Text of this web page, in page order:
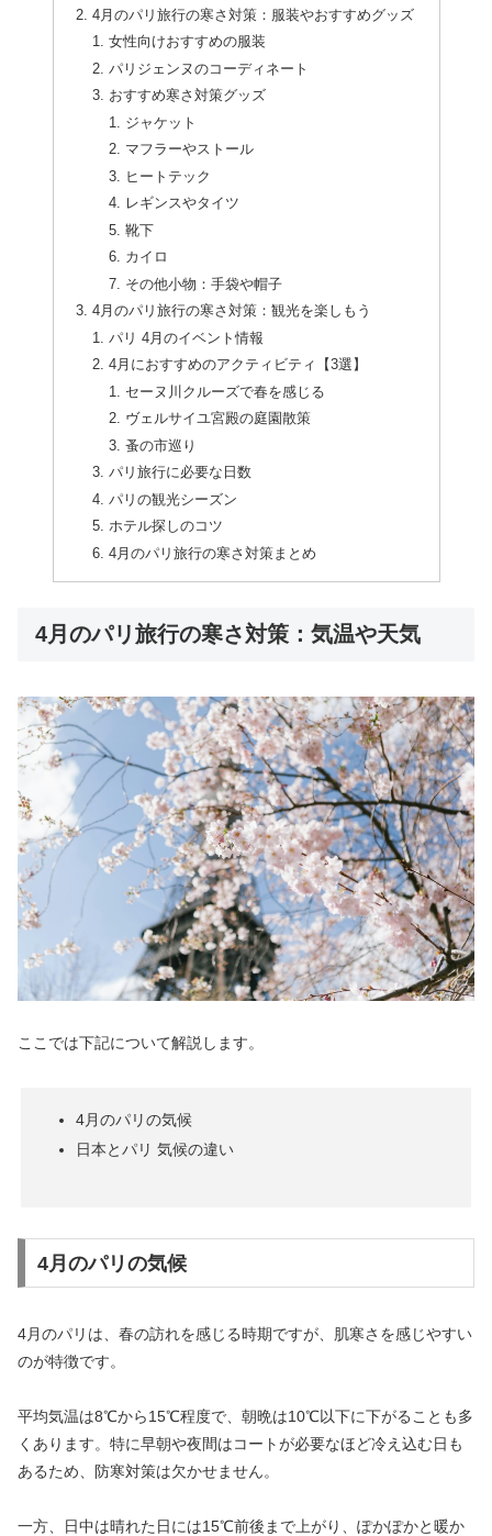
4月のパリ旅行の寒さ対策：服装やおすすめグッズ
女性向けおすすめの服装
パリジェンヌのコーディネート
おすすめ寒さ対策グッズ
ジャケット
マフラーやストール
ヒートテック
レギンスやタイツ
靴下
カイロ
その他小物：手袋や帽子
4月のパリ旅行の寒さ対策：観光を楽しもう
パリ 4月のイベント情報
4月におすすめのアクティビティ【3選】
セーヌ川クルーズで春を感じる
ヴェルサイユ宮殿の庭園散策
蚤の市巡り
パリ旅行に必要な日数
パリの観光シーズン
ホテル探しのコツ
4月のパリ旅行の寒さ対策まとめ
4月のパリ旅行の寒さ対策：気温や天気
ここでは下記について解説します。
4月のパリの気候
日本とパリ 気候の違い
4月のパリの気候
4月のパリは、春の訪れを感じる時期ですが、肌寒さを感じやすい
のが特徴です。
平均気温は8℃から15℃程度で、朝晩は10℃以下に下がることも多
くあります。特に早朝や夜間はコートが必要なほど冷え込む日も
あるため、防寒対策は欠かせません。
一方、日中は晴れた日には15℃前後まで上がり、ぽかぽかと暖か